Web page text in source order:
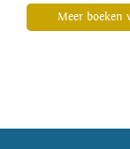
meermaals
Meer boeken